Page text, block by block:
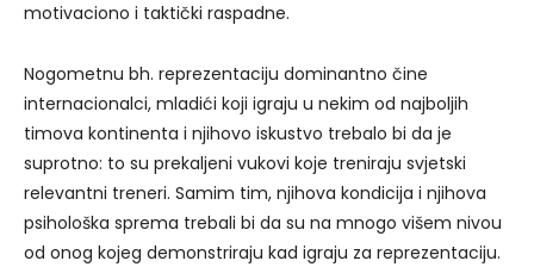
motivaciono i taktički raspadne.
Nogometnu bh. reprezentaciju dominantno čine
internacionalci, mladići koji igraju u nekim od najboljih
timova kontinenta i njihovo iskustvo trebalo bi da je
suprotno: to su prekaljeni vukovi koje treniraju svjetski
relevantni treneri. Samim tim, njihova kondicija i njihova
psihološka sprema trebali bi da su na mnogo višem nivou
od onog kojeg demonstriraju kad igraju za reprezentaciju.